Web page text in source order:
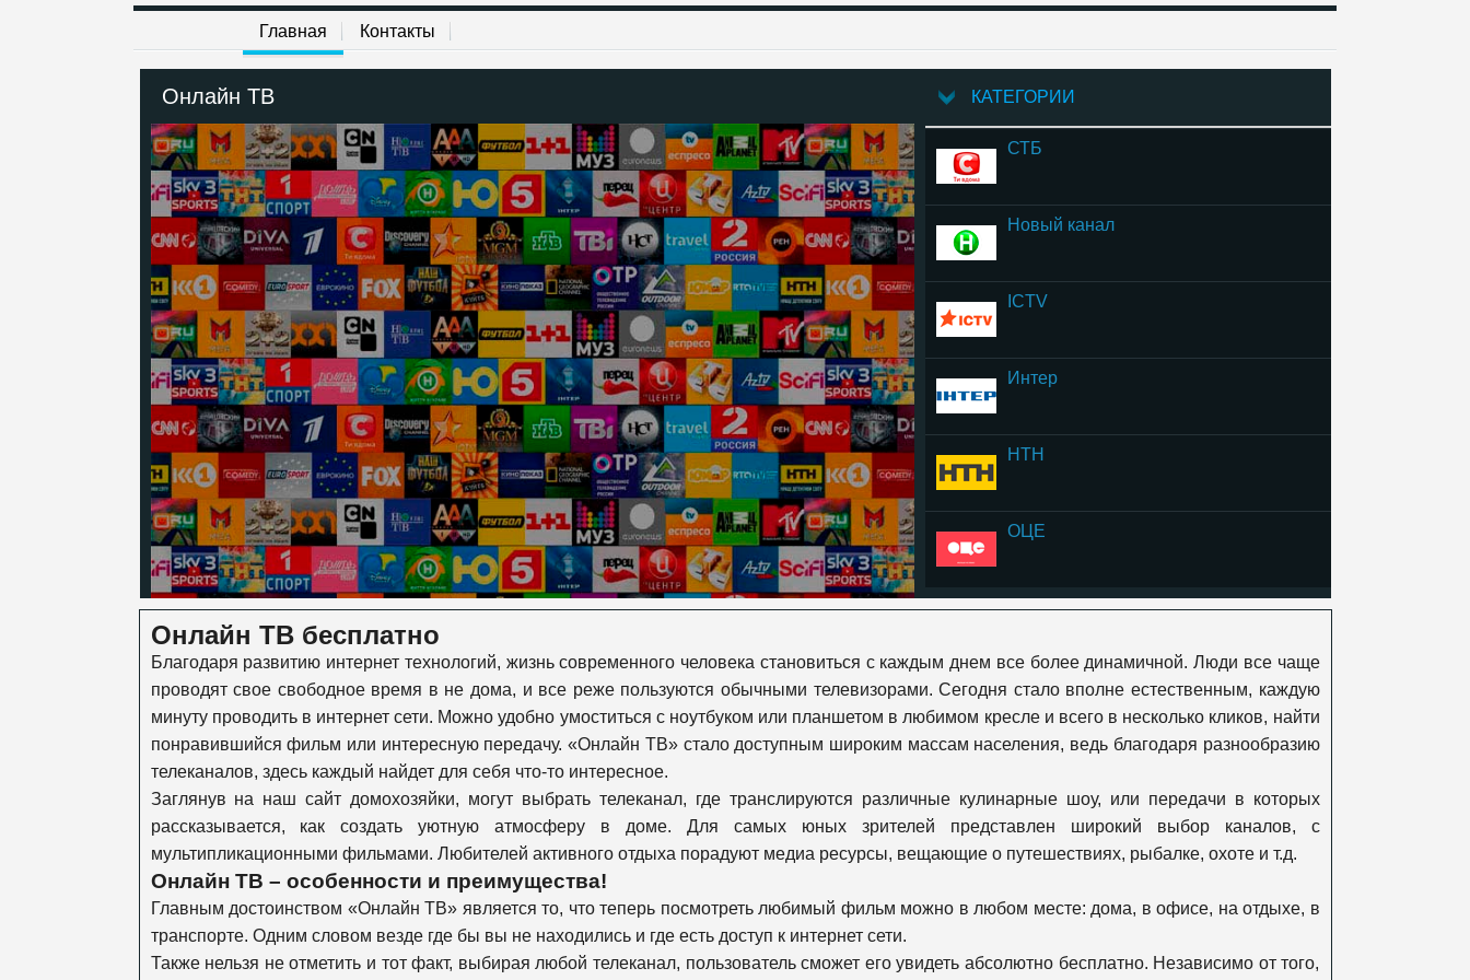
Главная Контакты
Онлайн ТВ КАТЕГОРИИ
СТБ
Новый канал
ICTV
Интер
НТН
ОЦЕ
К1
365 дней
Viasat Nature
Viasat History
Онлайн ТВ бесплатно
Благодаря развитию интернет технологий, жизнь современного человека становиться с каждым днем все более динамичной. Люди все чаще
проводят свое свободное время в не дома, и все реже пользуются обычными телевизорами. Сегодня стало вполне естественным, каждую
минуту проводить в интернет сети. Можно удобно умоститься с ноутбуком или планшетом в любимом кресле и всего в несколько кликов, найти
понравившийся фильм или интересную передачу. «Онлайн ТВ» стало доступным широким массам населения, ведь благодаря разнообразию
телеканалов, здесь каждый найдет для себя что-то интересное.
Заглянув на наш сайт домохозяйки, могут выбрать телеканал, где транслируются различные кулинарные шоу, или передачи в которых
рассказывается, как создать уютную атмосферу в доме. Для самых юных зрителей представлен широкий выбор каналов, с
мультипликационными фильмами. Любителей активного отдыха порадуют медиа ресурсы, вещающие о путешествиях, рыбалке, охоте и т.д.
Онлайн ТВ – особенности и преимущества!
Главным достоинством «Онлайн ТВ» является то, что теперь посмотреть любимый фильм можно в любом месте: дома, в офисе, на отдыхе, в
транспорте. Одним словом везде где бы вы не находились и где есть доступ к интернет сети.
Также нельзя не отметить и тот факт, выбирая любой телеканал, пользователь сможет его увидеть абсолютно бесплатно. Независимо от того,